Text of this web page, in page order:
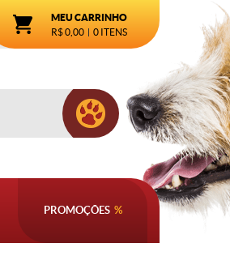
MEU CARRINHO
R$ 0,00
0 ITENS
PROMOÇÕES